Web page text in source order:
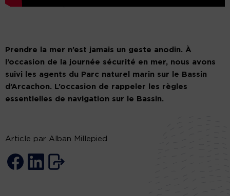
Prendre la mer n’est jamais un geste anodin. À
l’occasion de la journée sécurité en mer, nous avons
suivi les agents du Parc naturel marin sur le Bassin
d’Arcachon. L’occasion de rappeler les règles
essentielles de navigation sur le Bassin.
Article par Alban Millepied